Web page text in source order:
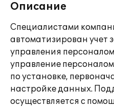
Описание
Специалистами
автоматизирован учет
управления
управление
по установке,
настройке данных.
осуществляется с